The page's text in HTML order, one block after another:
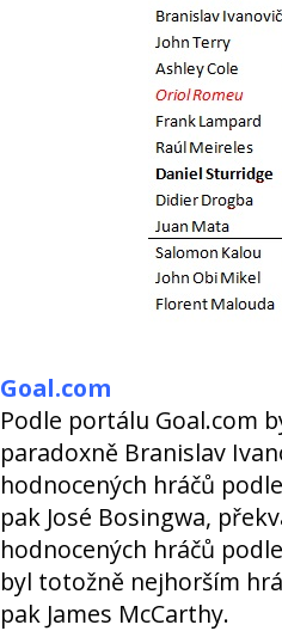
Goal.com
Podle portálu Goal.com
paradoxně Branislav
hodnocených hráčů
pak José Bosingwa,
hodnocených hráčů
byl totožně nejhorším
pak James McCarthy.